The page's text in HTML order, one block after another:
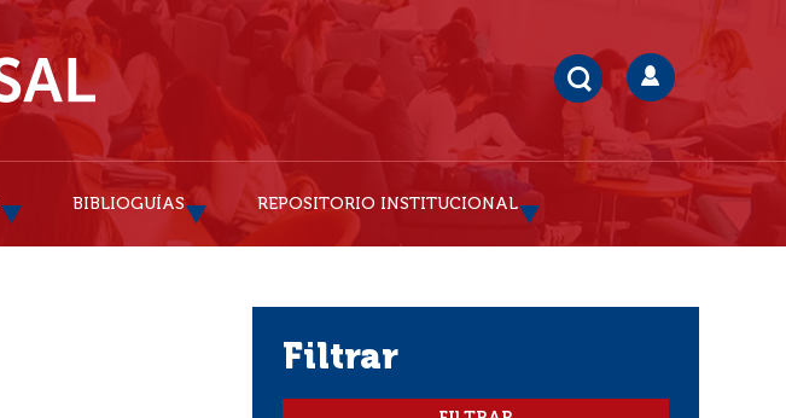
BIBLIOGUÍAS REPOSITORIO INSTITUCIONAL
filtrar